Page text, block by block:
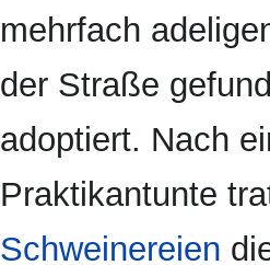
mehrfach
der Straße
adoptiert. Nach
Praktikantunte
Schweinereien